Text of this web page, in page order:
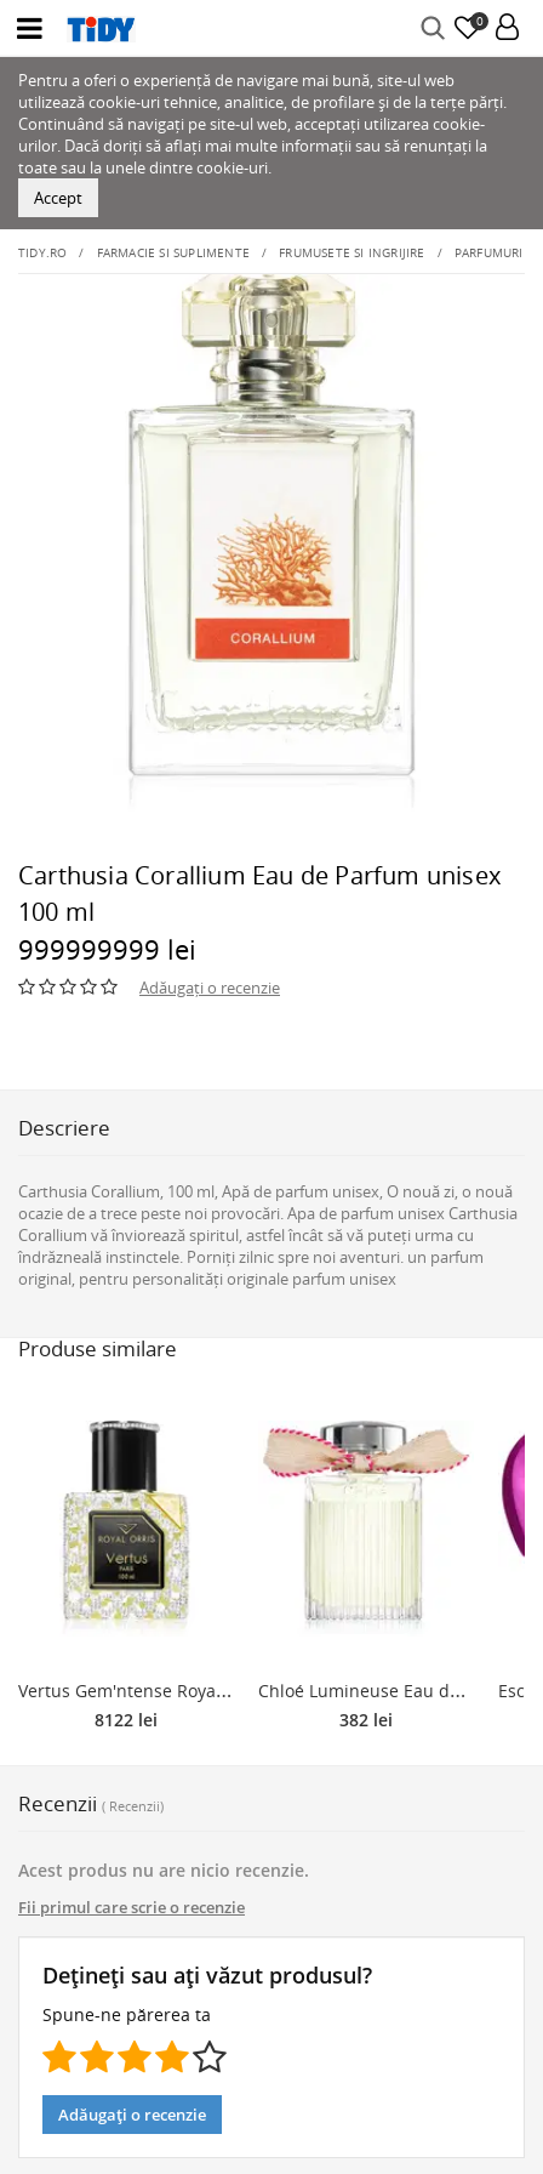
0
Pentru a oferi o experiență de navigare mai bună, site-ul web
utilizează cookie-uri tehnice, analitice, de profilare și de la terțe părți.
Continuând să navigați pe site-ul web, acceptați utilizarea cookie-
urilor. Dacă doriți să aflați mai multe informații sau să renunțați la
toate sau la unele dintre cookie-uri.
Accept
TIDY.RO FARMACIE SI SUPLIMENTE FRUMUSETE SI INGRIJIRE PARFUMURI
Carthusia Corallium Eau de Parfum unisex
100 ml
999999999 lei
Adăugați o recenzie
Descriere
Carthusia Corallium, 100 ml, Apă de parfum unisex, O nouă zi, o nouă
ocazie de a trece peste noi provocări. Apa de parfum unisex Carthusia
Corallium vă înviorează spiritul, astfel încât să vă puteți urma cu
îndrăzneală instinctele. Porniți zilnic spre noi aventuri. un parfum
original, pentru personalități originale parfum unisex
Produse similare
V
ertus Gem'ntense Royal Orris Eau de Parfum unisex 100 ml
8122 lei
C
hloé Lumineuse Eau de Parfum reincarcabil pentru femei 100 ml
382 lei
Recenzii ( Recenzii)
Acest produs nu are nicio recenzie.
Fii primul care scrie o recenzie
Dețineți sau ați văzut produsul?
Spune-ne părerea ta
Adăugați o recenzie